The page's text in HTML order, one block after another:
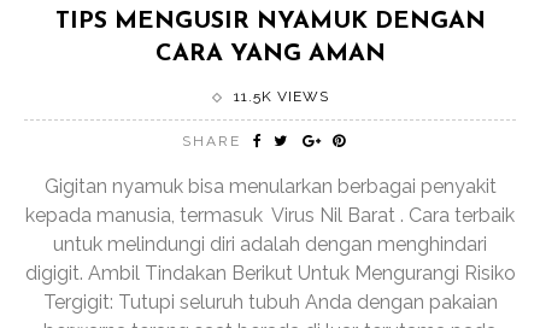
TIPS MENGUSIR NYAMUK DENGAN
CARA YANG AMAN
11.5K VIEWS
SHARE
Gigitan nyamuk bisa menularkan berbagai penyakit
kepada manusia, termasuk Virus Nil Barat . Cara terbaik
untuk melindungi diri adalah dengan menghindari
digigit. Ambil Tindakan Berikut Untuk Mengurangi Risiko
Tergigit: Tutupi seluruh tubuh Anda dengan pakaian